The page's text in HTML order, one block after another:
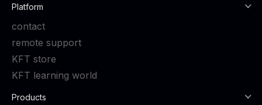
Platform
contact
remote support
KFT store
KFT learning world
Products